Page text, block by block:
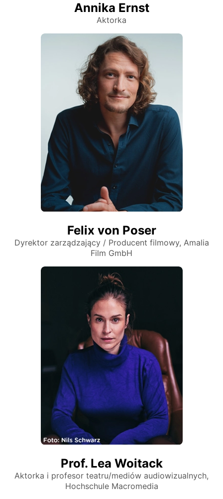
Annika Ernst
Aktorka
Felix von Poser
Dyrektor zarządzający / Producent filmowy, Amalia
Film GmbH
Prof. Lea Woitack
Aktorka i profesor teatru/mediów audiowizualnych,
Hochschule Macromedia